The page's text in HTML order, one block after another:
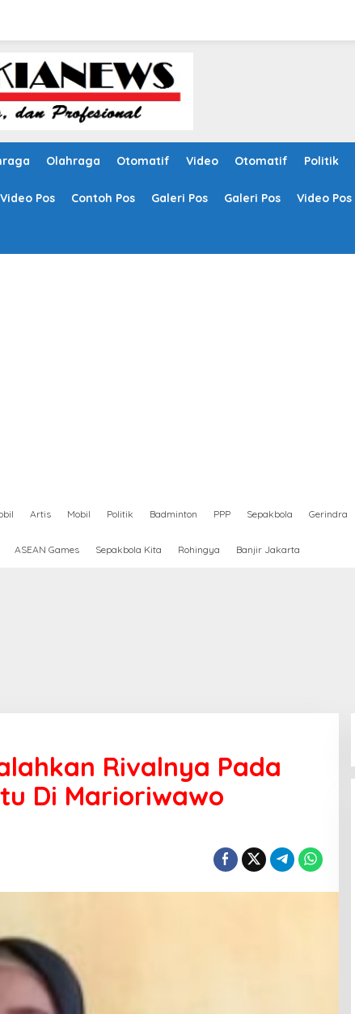
Olahraga Otomatif Video Otomatif Politik
Video Pos Contoh Pos Galeri Pos Galeri Pos Video Pos
Artis Mobil Politik Badminton PPP Sepakbola Gerindra
ASEAN Games Sepakbola Kita Rohingya Banjir Jakarta
Rivalnya Pada
Di Marioriwawo